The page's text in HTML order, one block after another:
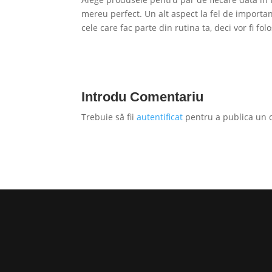
mereu perfect. Un alt aspect la fel de
cele care fac parte din rutina ta, deci vor fi
Introdu Comentariu
Trebuie să fiiautentificat pentru a publica un